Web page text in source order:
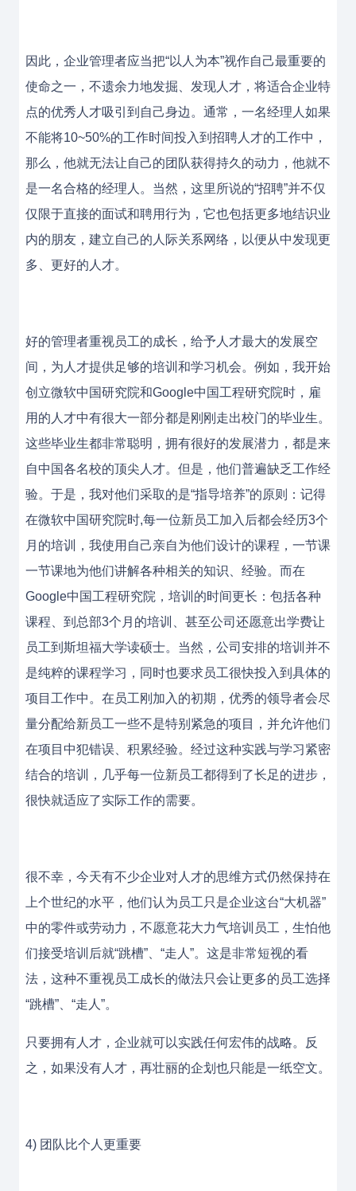
因此，企业管理者应当把“以人为本”视作自己最重要的
使命之一，不遗余力地发掘、发现人才，将适合企业特
点的优秀人才吸引到自己身边。通常，一名经理人如果
不能将10~50%的工作时间投入到招聘人才的工作中，
那么，他就无法让自己的团队获得持久的动力，他就不
是一名合格的经理人。当然，这里所说的“招聘”并不仅
仅限于直接的面试和聘用行为，它也包括更多地结识业
内的朋友，建立自己的人际关系网络，以便从中发现更
多、更好的人才。
好的管理者重视员工的成长，给予人才最大的发展空
间，为人才提供足够的培训和学习机会。例如，我开始
创立微软中国研究院和Google中国工程研究院时，雇
用的人才中有很大一部分都是刚刚走出校门的毕业生。
这些毕业生都非常聪明，拥有很好的发展潜力，都是来
自中国各名校的顶尖人才。但是，他们普遍缺乏工作经
验。于是，我对他们采取的是“指导培养”的原则：记得
在微软中国研究院时,每一位新员工加入后都会经历3个
月的培训，我使用自己亲自为他们设计的课程，一节课
一节课地为他们讲解各种相关的知识、经验。而在
Google中国工程研究院，培训的时间更长：包括各种
课程、到总部3个月的培训、甚至公司还愿意出学费让
员工到斯坦福大学读硕士。当然，公司安排的培训并不
是纯粹的课程学习，同时也要求员工很快投入到具体的
项目工作中。在员工刚加入的初期，优秀的领导者会尽
量分配给新员工一些不是特别紧急的项目，并允许他们
在项目中犯错误、积累经验。经过这种实践与学习紧密
结合的培训，几乎每一位新员工都得到了长足的进步，
很快就适应了实际工作的需要。
很不幸，今天有不少企业对人才的思维方式仍然保持在
上个世纪的水平，他们认为员工只是企业这台“大机器”
中的零件或劳动力，不愿意花大力气培训员工，生怕他
们接受培训后就“跳槽”、“走人”。这是非常短视的看
法，这种不重视员工成长的做法只会让更多的员工选择
“跳槽”、“走人”。
只要拥有人才，企业就可以实践任何宏伟的战略。反
之，如果没有人才，再壮丽的企划也只能是一纸空文。
4) 团队比个人更重要